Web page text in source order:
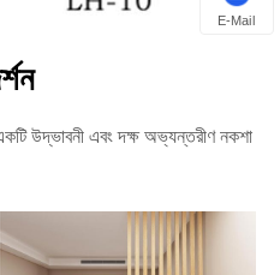
উদ্ভাবনী এবং দক্ষ অভ্যন্তরীণ নকশা
E-Mail